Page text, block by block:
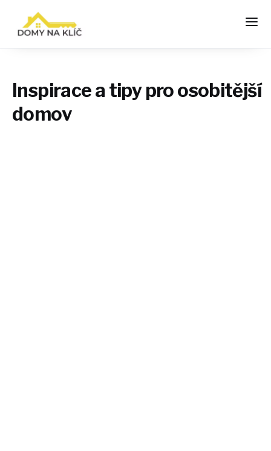
Inspirace a tipy pro osobitější
domov